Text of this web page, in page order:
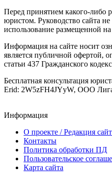
Перед принятием какого-либо
юристом. Руководство сайта не
использование размещенной
Информация на сайте носит
является публичной офертой,
статьи 437 Гражданского
Бесплатная консультация
Erid: 2W5zFH4JYyW, ООО
Информация
О проекте / Редакция
Контакты
Политика обработки ПД
Пользовательское
Карта сайта